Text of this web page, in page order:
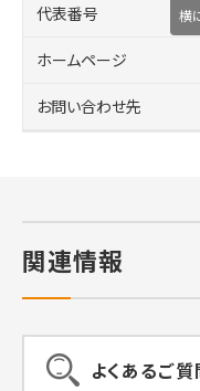
代表番号
ホームページ
お問い合わせ先
横
関連情報
よくあるご質